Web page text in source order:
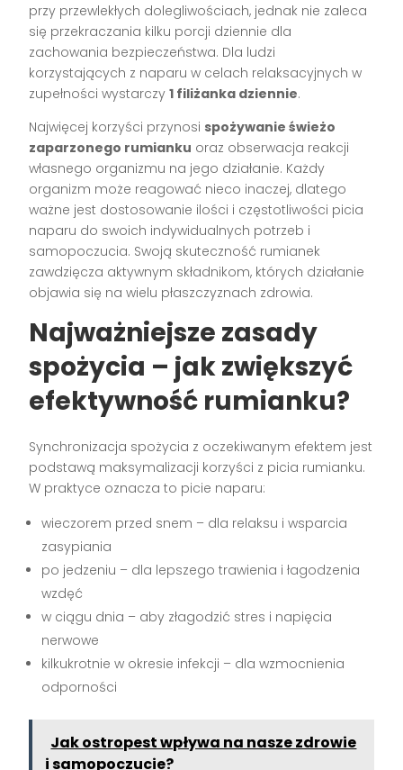
przy przewlekłych dolegliwościach, jednak nie zaleca
się przekraczania kilku porcji dziennie dla
zachowania bezpieczeństwa. Dla ludzi
korzystających z naparu w celach relaksacyjnych w
zupełności wystarczy1 filiżanka dziennie.
Najwięcej korzyści przynosi spożywanie świeżo
zaparzonego rumianku oraz obserwacja reakcji
własnego organizmu na jego działanie. Każdy
organizm może reagować nieco inaczej, dlatego
ważne jest dostosowanie ilości i częstotliwości picia
naparu do swoich indywidualnych potrzeb i
samopoczucia. Swoją skuteczność rumianek
zawdzięcza aktywnym składnikom, których działanie
objawia się na wielu płaszczyznach zdrowia.
Najważniejsze zasady
spożycia – jak zwiększyć
efektywność rumianku?
Synchronizacja spożycia z oczekiwanym efektem jest
podstawą maksymalizacji korzyści z picia rumianku.
W praktyce oznacza to picie naparu:
wieczorem przed snem – dla relaksu i wsparcia
zasypiania
po jedzeniu – dla lepszego trawienia i łagodzenia
wzdęć
w ciągu dnia – aby złagodzić stres i napięcia
nerwowe
kilkukrotnie w okresie infekcji – dla wzmocnienia
odporności
Jak ostropest wpływa na nasze zdrowie
i samopoczucie?